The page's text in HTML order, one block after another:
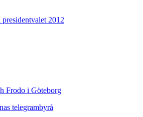
2012
Frodo i Göteborg
telegrambyrå